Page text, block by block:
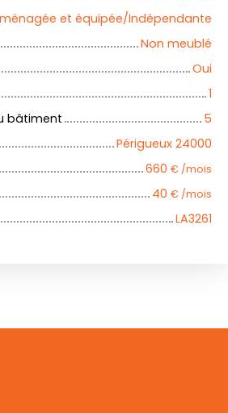
et équipée/Indépendante
Non meublé
Oui
1
bâtiment
5
Périgueux 24000
660 € /mois
40 € /mois
LA3261